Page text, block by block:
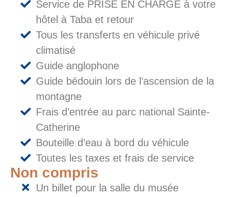
Service de PRISE EN CHARGE à votre
hôtel à Taba et retour
Tous les transferts en véhicule privé
climatisé
Guide anglophone
Guide bédouin lors de l’ascension de la
montagne
Frais d’entrée au parc national Sainte-
Catherine
Bouteille d’eau à bord du véhicule
Toutes les taxes et frais de service
Non compris
Un billet pour la salle du musée